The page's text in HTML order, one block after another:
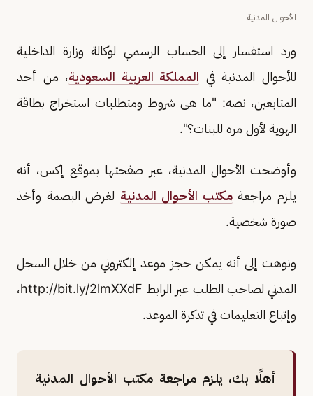
الأحوال المدنية
ورد استفسار إلى الحساب الرسمي لوكالة وزارة الداخلية
للأحوال المدنية في المملكة العربية السعودية، من أحد
المتابعين، نصه: "ما هى شروط ومتطلبات استخراج بطاقة
الهوية لأول مره للبنات؟".
وأوضحت الأحوال المدنية، عبر صفحتها بموقع إكس، أنه
يلزم مراجعةمكتب الأحوال المدنية لغرض البصمة وأخذ
صورة شخصية.
ونوهت إلى أنه يمكن حجز موعد إلكتروني من خلال السجل
المدني لصاحب الطلب عبر الرابط http://bit.ly/2lmXXdF،
وإتباع التعليمات في تذكرة الموعد.
أهلًا بك، يلزم مراجعة مكتب الأحوال المدنية